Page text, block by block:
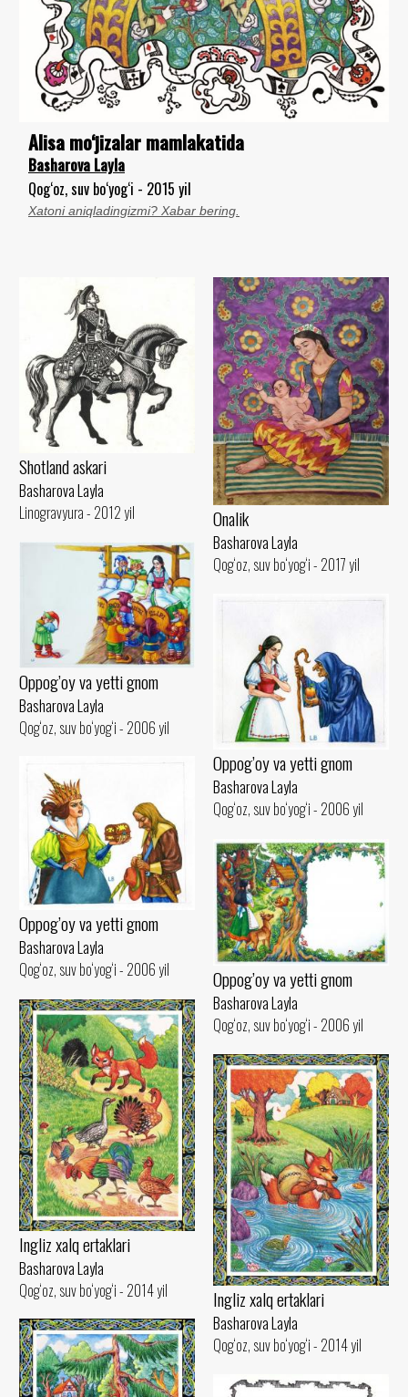
Alisa mo‘jizalar mamlakatida
Basharova Layla
Qog‘oz, suv bo‘yog‘i - 2015 yil
Xatoni aniqladingizmi? Xabar bering.
Shotland askari
Basharova Layla
Linogravyura - 2012 yil
Onalik
Basharova Layla
Qog‘oz, suv bo‘yog‘i - 2017 yil
Oppog’oy va yetti gnom
Basharova Layla
Qog‘oz, suv bo‘yog‘i - 2006 yil
Oppog’oy va yetti gnom
Basharova Layla
Qog‘oz, suv bo‘yog‘i - 2006 yil
Oppog’oy va yetti gnom
Basharova Layla
Qog‘oz, suv bo‘yog‘i - 2006 yil
Oppog’oy va yetti gnom
Basharova Layla
Qog‘oz, suv bo‘yog‘i - 2006 yil
Ingliz xalq ertaklari
Basharova Layla
Qog‘oz, suv bo‘yog‘i - 2014 yil
Ingliz xalq ertaklari
Basharova Layla
Qog‘oz, suv bo‘yog‘i - 2014 yil